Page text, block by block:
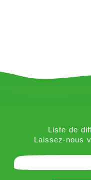
Liste de
Laissez-nous